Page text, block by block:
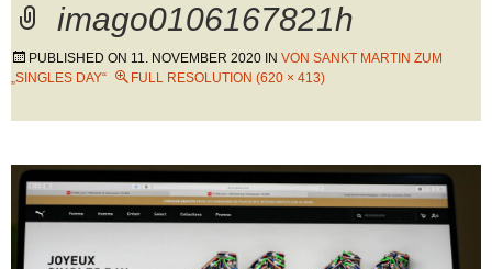
imago0106167821h
PUBLISHED ON 11. NOVEMBER 2020 IN VON SANKT MARTIN ZUM
„SINGLES DAY“
FULL RESOLUTION (620 × 413)